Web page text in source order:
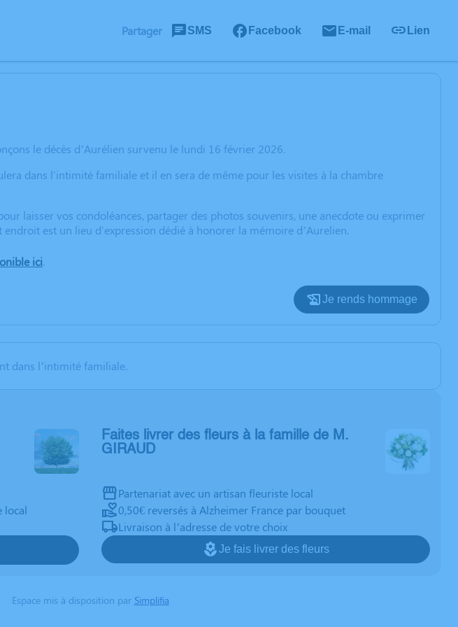
Partager SMS Facebook E-mail Lien
le décès d’Aurélien survenu le lundi 16 février 2026.
dans l'intimité familiale et il en sera de même pour les visites à la chambre
laisser vos condoléances, partager des photos souvenirs, une anecdote ou exprimer
endroit est un lieu d'expression dédié à honorer la mémoire d’Aurelien.
ici.
Je rends hommage
dans l’intimité familiale.
local
Faites livrer des fleurs à la famille de M.
GIRAUD
Partenariat avec un artisan fleuriste local
0,50€ reversés à Alzheimer France par bouquet
Livraison à l’adresse de votre choix
Je fais livrer des fleurs
Espace mis à disposition par Simplifia